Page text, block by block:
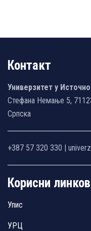
Контакт
Универзитет у
Стефана Немање 5,
Српска
+387 57 320 330 |
Корисни
Упис
УРЦ